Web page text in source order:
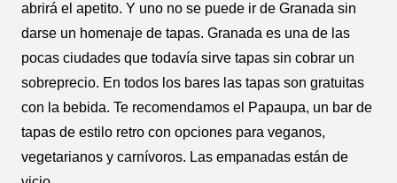
abrirá el apetito. Y uno no se puede ir de Granada sin
darse un homenaje de tapas. Granada es una de las
pocas ciudades que todavía sirve tapas sin cobrar un
sobreprecio. En todos los bares las tapas son gratuitas
con la bebida. Te recomendamos el Papaupa, un bar de
tapas de estilo retro con opciones para veganos,
vegetarianos y carnívoros. Las empanadas están de